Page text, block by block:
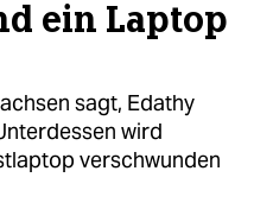
ein Laptop
sagt, Edathy
wird
verschwunden